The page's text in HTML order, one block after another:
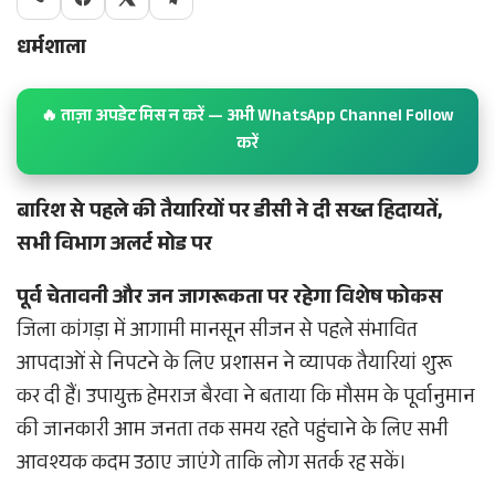
धर्मशाला
🔥 ताज़ा अपडेट मिस न करें — अभी WhatsApp Channel Follow
करें
बारिश से पहले की तैयारियों पर डीसी ने दी सख्त हिदायतें,
सभी विभाग अलर्ट मोड पर
पूर्व चेतावनी और जन जागरूकता पर रहेगा विशेष फोकस
जिला कांगड़ा में आगामी मानसून सीजन से पहले संभावित
आपदाओं से निपटने के लिए प्रशासन ने व्यापक तैयारियां शुरू
कर दी हैं। उपायुक्त हेमराज बैरवा ने बताया कि मौसम के पूर्वानुमान
की जानकारी आम जनता तक समय रहते पहुंचाने के लिए सभी
आवश्यक कदम उठाए जाएंगे ताकि लोग सतर्क रह सकें।